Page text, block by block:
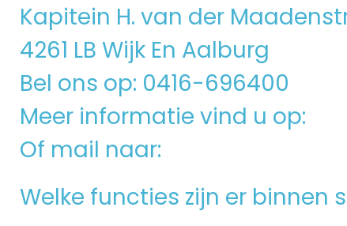
Kapitein H. van der
4261 LB Wijk En Aalburg
Bel ons op: 0416-696400
Meer informatie vind u op:
Of mail naar:
Welke functies zijn er binnen